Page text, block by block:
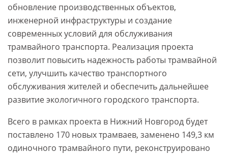
обновление производственных объектов,
инженерной инфраструктуры и создание
современных условий для обслуживания
трамвайного транспорта. Реализация проекта
позволит повысить надежность работы трамвайной
сети, улучшить качество транспортного
обслуживания жителей и обеспечить дальнейшее
развитие экологичного городского транспорта.
Всего в рамках проекта в Нижний Новгород будет
поставлено 170 новых трамваев, заменено 149,3 км
одиночного трамвайного пути, реконструировано